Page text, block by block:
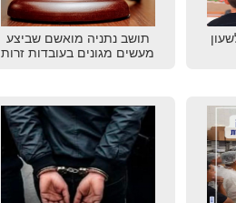
תושב נתניה מואשם שביצע
מעשים מגונים בעובדות זרות